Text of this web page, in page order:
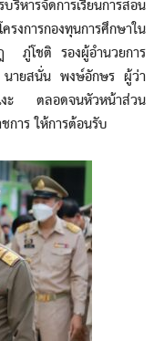
ารจัดการเรียนการสอน
ครงการกองทุนการศึกษาใน
ภู่โชติ รองผู้อำนวยการ
ายสนั่น พงษ์อักษร ผู้ว่า
งะ ตลอดจนหัวหน้าส่วน
การ ให้การต้อนรับ